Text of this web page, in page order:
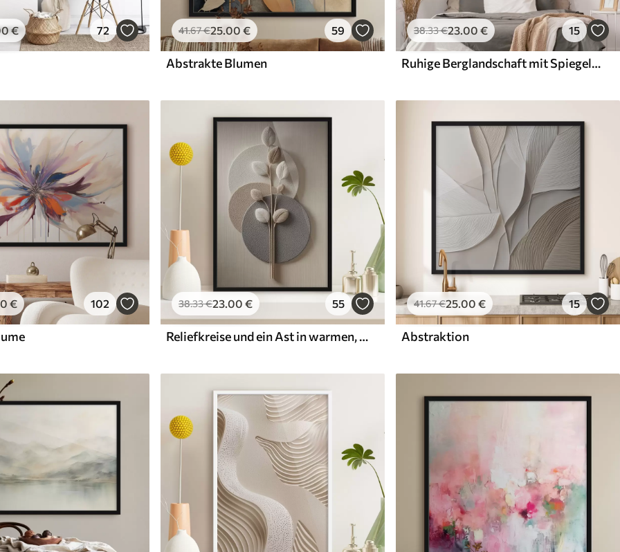
€ 72 41.67€25.00 € 59
Abstrakte Blumen
38.33€23.00 € 15
Ruhige Berglandschaft mit Spiegelung im Wasser
€ 102 38.33€23.00 € 55
Reliefkreise und ein Ast in warmen, neutralen Farbtönen
41.67€25.00 € 15
Abstraktion